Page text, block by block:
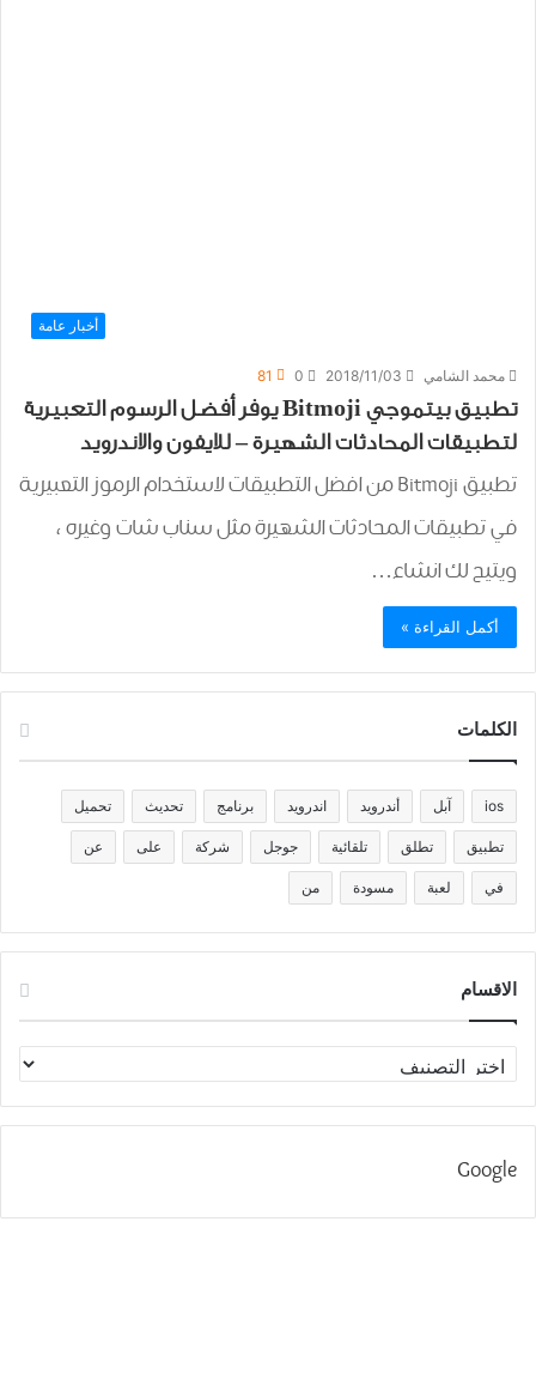
أخبار عامة
محمد الشامي 2018/11/03
0
81
تطبيق بيتموجي Bitmoji يوفر أفضل الرسوم التعبيرية
لتطبيقات المحادثات الشهيرة – للايفون والاندرويد
تطبيق Bitmoji من افضل التطبيقات لاستخدام الرموز التعبيرية
في تطبيقات المحادثات الشهيرة مثل سناب شات وغيره ،
ويتيح لك انشاء…
أكمل القراءة »
الكلمات
ios آبل أندرويد اندرويد برنامج تحديث تحميل
تطبيق تطلق تلقائية جوجل شركة على عن
في لعبة مسودة من
الاقسام
الاقسام
Google